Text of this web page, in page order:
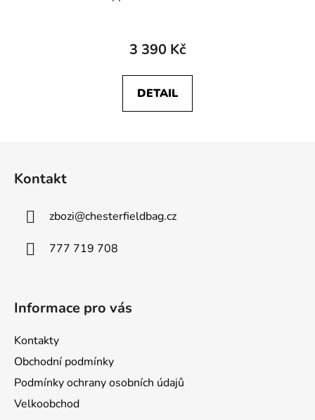
3 390 Kč
DETAIL
Kontakt
zbozi@chesterfieldbag.cz
777 719 708
Informace pro vás
Kontakty
Obchodní podmínky
Podmínky ochrany osobních údajů
Velkoobchod